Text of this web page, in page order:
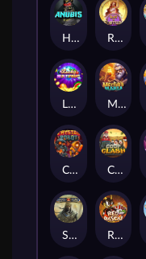
Hand of Anubis Rise of Fortuna
Lucky Multifruit Merlin's Mania
Crystal Robot Coop Clash
Sand and Ashes Red Rascal™